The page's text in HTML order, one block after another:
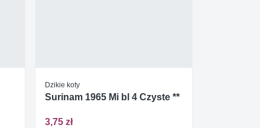
Dzikie koty
Surinam 1965 Mi bl 4 Czyste **
3,75 zł